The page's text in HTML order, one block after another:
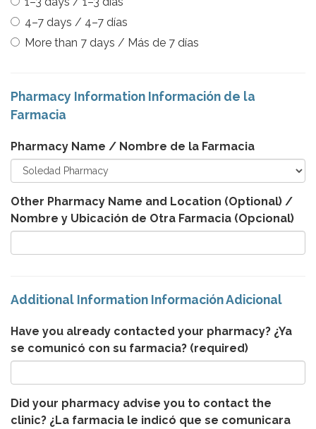
4–7 days / 4–7 días
More than 7 days / Más de 7 días
Pharmacy Information Información de la
Farmacia
Pharmacy Name / Nombre de la Farmacia
Other Pharmacy Name and Location (Optional) /
Nombre y Ubicación de Otra Farmacia (Opcional)
Additional Information Información Adicional
Have you already contacted your pharmacy? ¿Ya
se comunicó con su farmacia? (required)
Did your pharmacy advise you to contact the
clinic? ¿La farmacia le indicó que se comunicara